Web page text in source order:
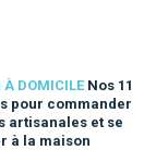
À DOMICILE Nos 11
pour commander
artisanales et se
à la maison
bières artisanales